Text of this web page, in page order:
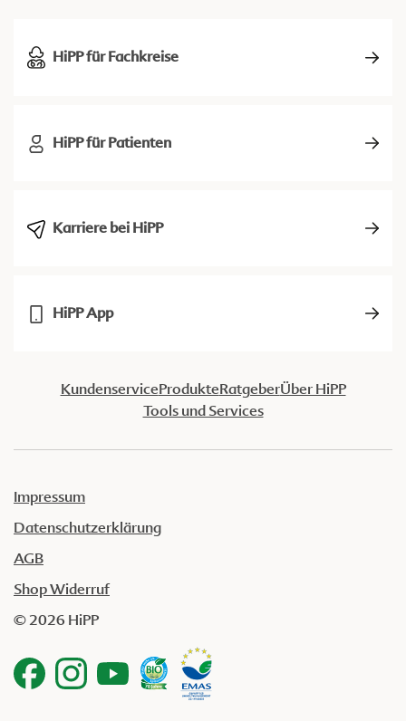
HiPP für Fachkreise
HiPP für Patienten
Karriere bei HiPP
HiPP App
KundenserviceProdukteRatgeberÜber HiPP
Tools und Services
Impressum
Datenschutzerklärung
AGB
Shop Widerruf
© 2026 HiPP